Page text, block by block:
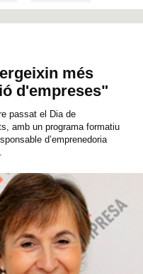
més
d'empreses"
passat el Dia de
amb un programa formatiu
d’emprenedoria